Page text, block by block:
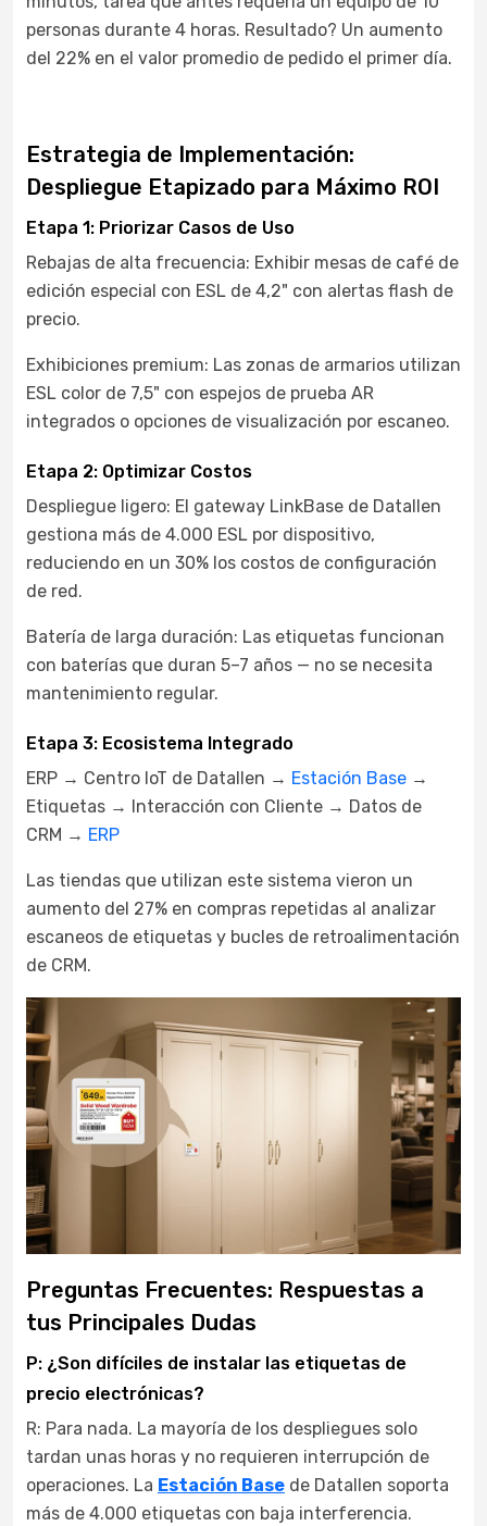
personas durante 4 horas. Resultado? Un aumento
del 22% en el valor promedio de pedido el primer día.
Estrategia de Implementación:
Despliegue Etapizado para Máximo ROI
Etapa 1: Priorizar Casos de Uso
Rebajas de alta frecuencia: Exhibir mesas de café de
edición especial con ESL de 4,2" con alertas flash de
precio.
Exhibiciones premium: Las zonas de armarios utilizan
ESL color de 7,5" con espejos de prueba AR
integrados o opciones de visualización por escaneo.
Etapa 2: Optimizar Costos
Despliegue ligero: El gateway LinkBase de Datallen
gestiona más de 4.000 ESL por dispositivo,
reduciendo en un 30% los costos de configuración
de red.
Batería de larga duración: Las etiquetas funcionan
con baterías que duran 5–7 años — no se necesita
mantenimiento regular.
Etapa 3: Ecosistema Integrado
ERP → Centro IoT de Datallen → Estación Base →
Etiquetas → Interacción con Cliente → Datos de
CRM → ERP
Las tiendas que utilizan este sistema vieron un
aumento del 27% en compras repetidas al analizar
escaneos de etiquetas y bucles de retroalimentación
de CRM.
Preguntas Frecuentes: Respuestas a
tus Principales Dudas
P: ¿Son difíciles de instalar las etiquetas de
precio electrónicas?
R: Para nada. La mayoría de los despliegues solo
tardan unas horas y no requieren interrupción de
operaciones. La Estación Base de Datallen soporta
más de 4.000 etiquetas con baja interferencia.